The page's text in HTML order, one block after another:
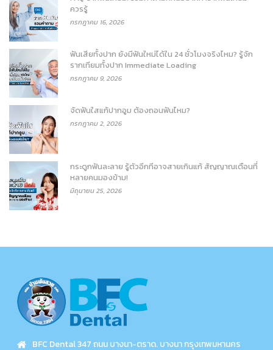
ควรรู้
กรกฎาคม 16, 2026
ฟันเสียทั้งปาก ยังมีฟันใหม่ได้ใน 24 ชั่วโมงจริงไหม? รู้จัก
รากเทียมทั้งปาก Immediate Loading
กรกฎาคม 9, 2026
จัดฟันใสแก้ปากอูม ต้องถอนฟันไหม?
กรกฎาคม 2, 2026
กระดูกฟันละลาย รู้ตัวอีกทีอาจสายเกินแก้ สัญญาณเตือนที่
หลายคนมองข้าม!
มิถุนายน 25, 2026
BFC Dental 347 ถนน บางนา-ตราด. บางนา กรุงเทพมหานคร